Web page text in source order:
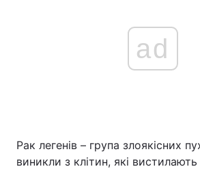
ad
Рак легенів – група злоякісних
виникли з клітин, які